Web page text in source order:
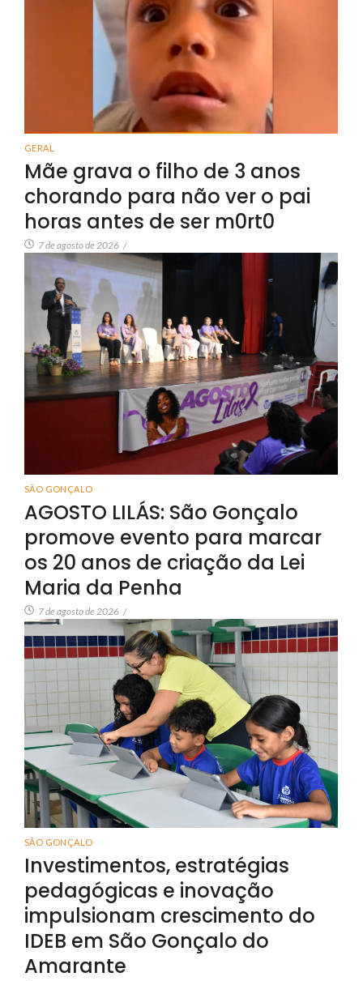
GERAL
Mãe grava o filho de 3 anos
chorando para não ver o pai
horas antes de ser m0rt0
7 de agosto de 2026 /
SÃO GONÇALO
AGOSTO LILÁS: São Gonçalo
promove evento para marcar
os 20 anos de criação da Lei
Maria da Penha
7 de agosto de 2026 /
SÃO GONÇALO
Investimentos, estratégias
pedagógicas e inovação
impulsionam crescimento do
IDEB em São Gonçalo do
Amarante